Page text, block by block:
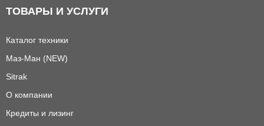
ТОВАРЫ И УСЛУГИ
Каталог техники
Маз-Ман (NEW)
Sitrak
О компании
Кредиты и лизинг